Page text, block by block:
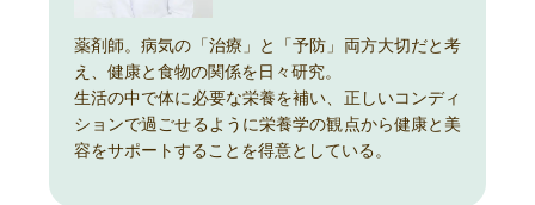
薬剤師。病気の「治療」と「予防」両方大切だと考
え、健康と食物の関係を日々研究。
生活の中で体に必要な栄養を補い、正しいコンディ
ションで過ごせるように栄養学の観点から健康と美
容をサポートすることを得意としている。